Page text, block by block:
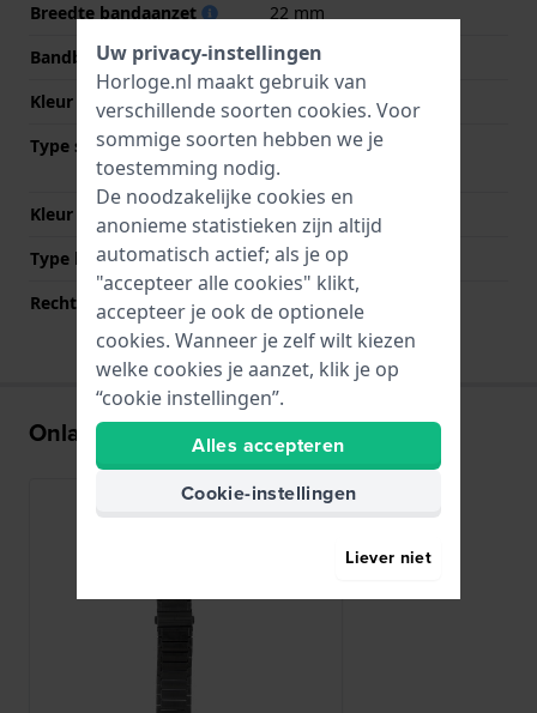
Breedte bandaanzet
22 mm
Bandbreedte bij sluiting
22 mm
Kleur Band
Type sluiting
Vouwsluiting met
drukknoppen
Kleur sluiting
Zwart
Type bevestiging
Bandpennen
Rechte bandaanzet
Onlangs bekeken
Uw privacy-instellingen
Horloge.nl maakt gebruik van
verschillende soorten cookies. Voor
sommige soorten hebben we je
toestemming nodig.
De noodzakelijke cookies en
anonieme statistieken zijn altijd
automatisch actief; als je op
"accepteer alle cookies" klikt,
accepteer je ook de optionele
cookies. Wanneer je zelf wilt kiezen
welke cookies je aanzet, klik je op
“cookie instellingen”.
Alles accepteren
Cookie-instellingen
Liever niet